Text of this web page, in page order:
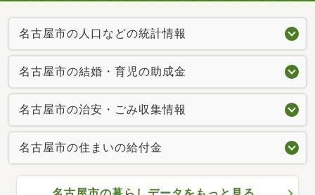
名古屋市の人口などの統計情報
名古屋市の結婚・育児の助成金
名古屋市の治安・ごみ収集情報
名古屋市の住まいの給付金